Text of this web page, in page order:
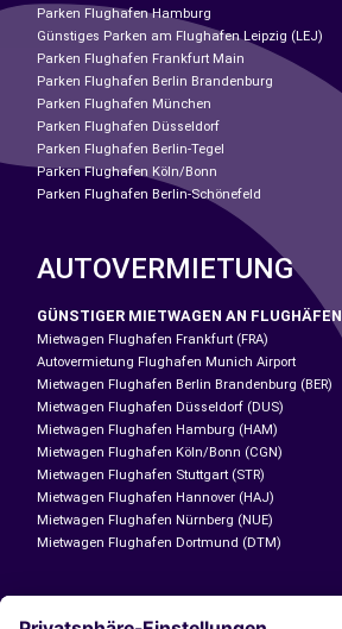
Parken Flughafen Hamburg
Günstiges Parken am Flughafen Leipzig (LEJ)
Parken Flughafen Frankfurt Main
Parken Flughafen Berlin Brandenburg
Parken Flughafen München
Parken Flughafen Düsseldorf
Parken Flughafen Berlin-Tegel
Parken Flughafen Köln/Bonn
Parken Flughafen Berlin-Schönefeld
AUTOVERMIETUNG
GÜNSTIGER MIETWAGEN AN FLUGHÄFEN
Mietwagen Flughafen Frankfurt (FRA)
Autovermietung Flughafen Munich Airport
Mietwagen Flughafen Berlin Brandenburg (BER)
Mietwagen Flughafen Düsseldorf (DUS)
Mietwagen Flughafen Hamburg (HAM)
Mietwagen Flughafen Köln/Bonn (CGN)
Mietwagen Flughafen Stuttgart (STR)
Mietwagen Flughafen Hannover (HAJ)
Mietwagen Flughafen Nürnberg (NUE)
Mietwagen Flughafen Dortmund (DTM)
CARSHARING